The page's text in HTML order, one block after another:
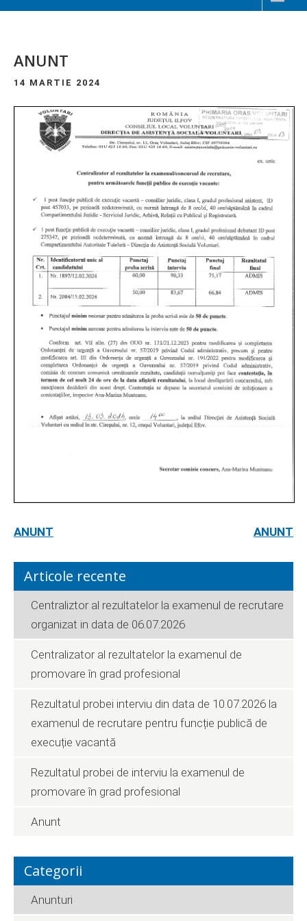
ANUNT
14 MARTIE 2024
ANUNT ANUNT
Articole recente
Centraliztor al rezultatelor la examenul de recrutare
organizat in data de 06.07.2026
Centralizator al rezultatelor la examenul de
promovare în grad profesional
Rezultatul probei interviu din data de 10.07.2026 la
examenul de recrutare pentru funcție publică de
execuție vacantă
Rezultatul probei de interviu la examenul de
promovare în grad profesional
Anunt
Categorii
Anunturi